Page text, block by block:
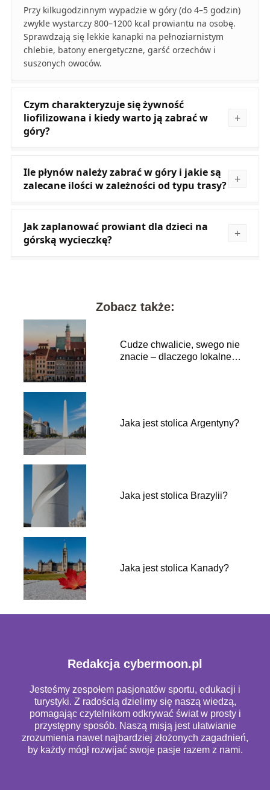
Przy kilkugodzinnym wypadzie w góry (do 4–5 godzin)
zwykle wystarczy 800–1200 kcal prowiantu na osobę.
Sprawdzają się lekkie kanapki na pełnoziarnistym
chlebie, batony energetyczne, garść orzechów i
suszonych owoców.
Czym charakteryzuje się żywność
liofilizowana i kiedy warto ją zabrać w
góry?
Ile płynów należy zabrać w góry i jakie są
zalecane ilości w zależności od typu trasy?
Jak zaplanować prowiant dla dzieci na
górską wycieczkę?
Zobacz także:
Cudze chwalicie, swego nie
znacie – dlaczego lokalne
Jaka jest stolica Argentyny?
Jaka jest stolica Brazylii?
Jaka jest stolica Kanady?
Redakcja cybermoon.pl
Jesteśmy zespołem pasjonatów sportu, edukacji i
turystyki. Z radością dzielimy się naszą wiedzą,
pomagając czytelnikom odkrywać świat w prosty i
przystępny sposób. Naszą misją jest ułatwianie
zrozumienia nawet najbardziej złożonych zagadnień,
by każdy mógł rozwijać swoje pasje razem z nami.